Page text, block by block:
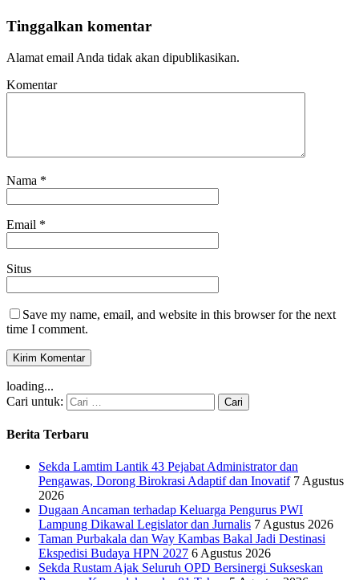
Tinggalkan komentar
Alamat email Anda tidak akan dipublikasikan.
Komentar
Nama *
Email *
Situs
Save my name, email, and website in this browser for the next
time I comment.
loading...
Cari untuk:
Berita Terbaru
Sekda Lamtim Lantik 43 Pejabat Administrator dan
Pengawas, Dorong Birokrasi Adaptif dan Inovatif 7 Agustus
2026
Dugaan Ancaman terhadap Keluarga Pengurus PWI
Lampung Dikawal Legislator dan Jurnalis 7 Agustus 2026
Taman Purbakala dan Way Kambas Bakal Jadi Destinasi
Ekspedisi Budaya HPN 2027 6 Agustus 2026
Sekda Rustam Ajak Seluruh OPD Bersinergi Sukseskan